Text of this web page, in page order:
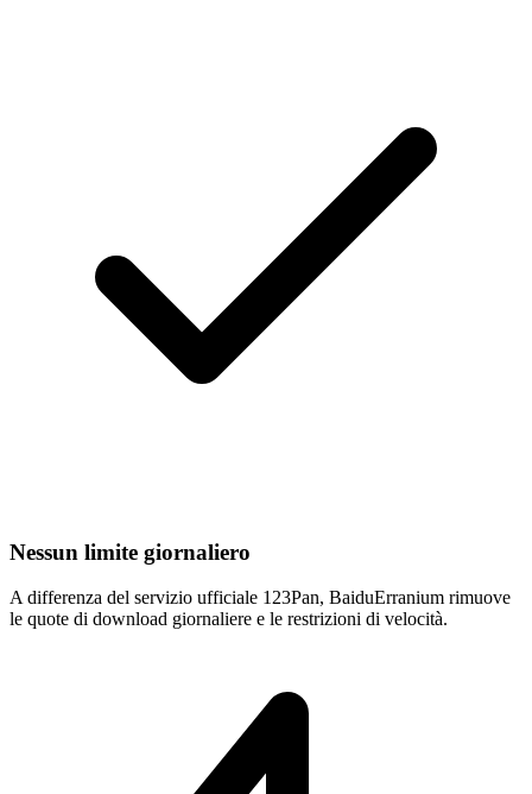
Nessun limite giornaliero
A differenza del servizio ufficiale 123Pan, BaiduErranium rimuove
le quote di download giornaliere e le restrizioni di velocità.